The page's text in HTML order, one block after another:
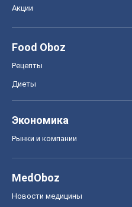
Акции
Food Oboz
Рецепты
Диеты
Экономика
Рынки и компании
MedOboz
Новости медицины